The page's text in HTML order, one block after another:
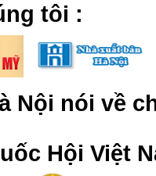
tôi :
Nội nói về
Hội Việt